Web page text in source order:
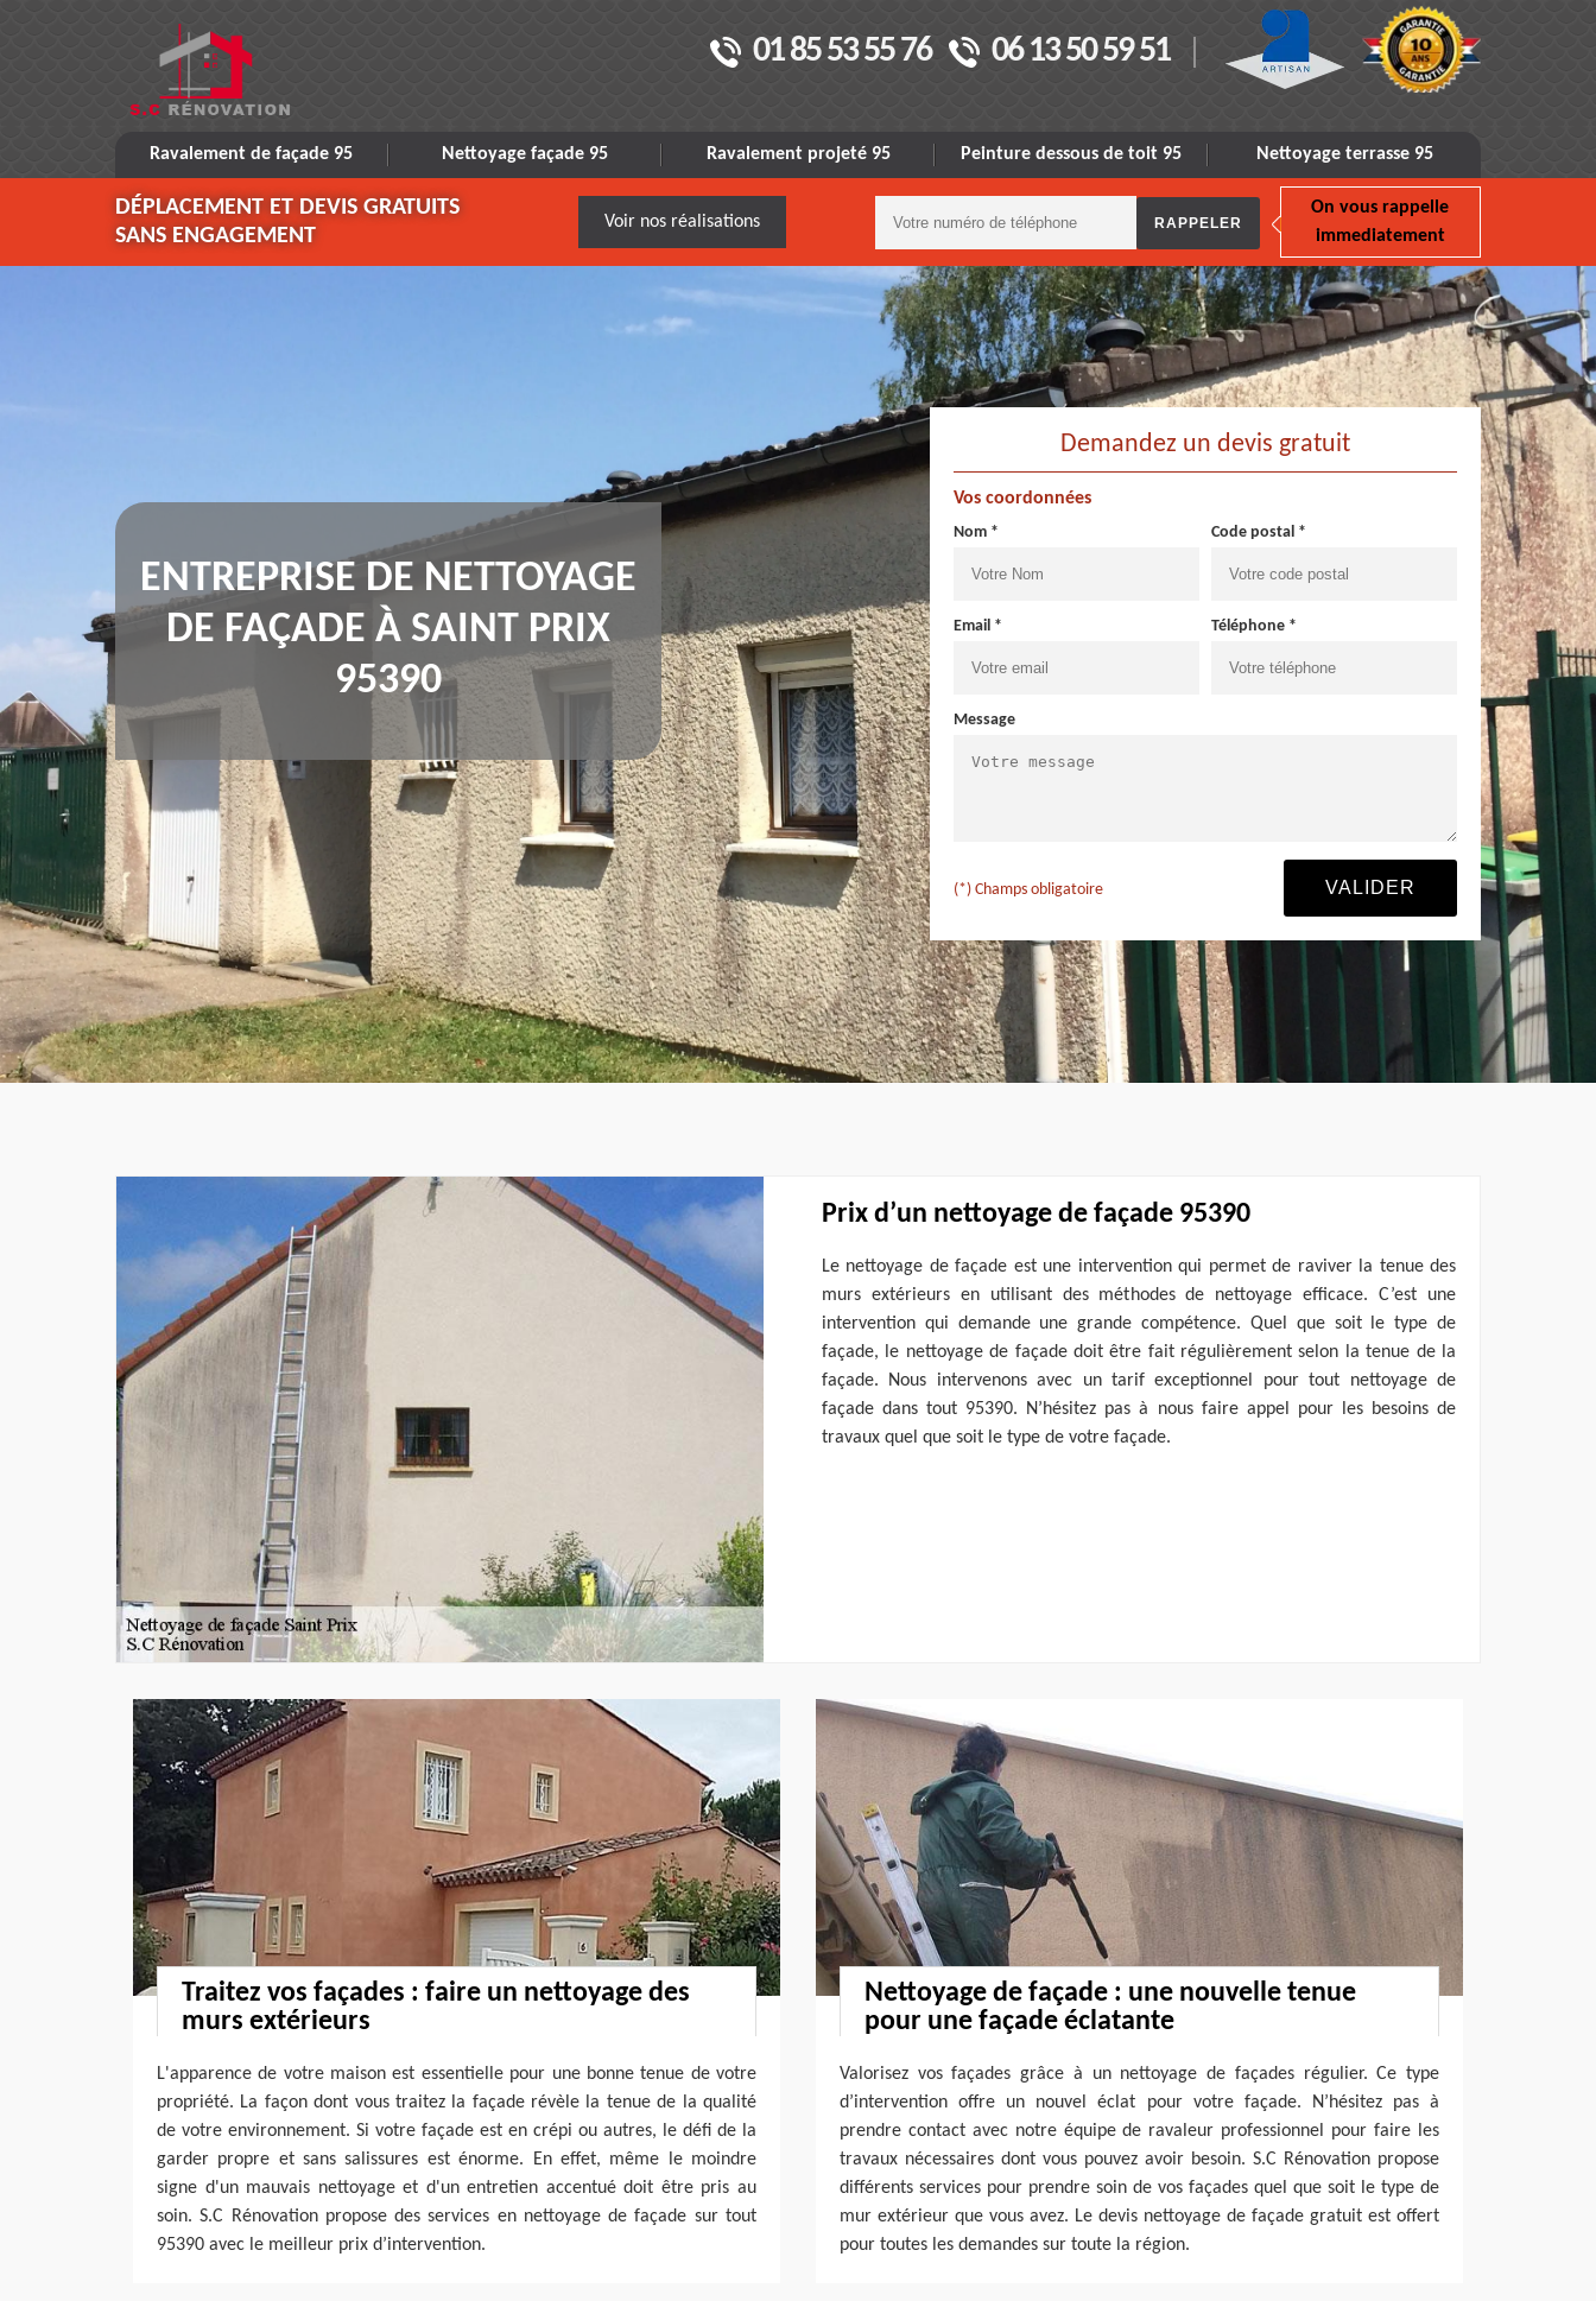
01 85 53 55 76 06 13 50 59 51
Ravalement de façade 95 Nettoyage façade 95 Ravalement projeté 95 Peinture dessous de toit 95 Nettoyage terrasse 95
DÉPLACEMENT ET DEVIS GRATUITS
SANS ENGAGEMENT
Voir nos réalisations
On vous rappelle
immediatement
ENTREPRISE DE NETTOYAGE
DE FAÇADE À SAINT PRIX
95390
Demandez un devis gratuit
Vos coordonnées
Nom * Code postal *
Email * Téléphone *
Message
(*) Champs obligatoire
Prix d’un nettoyage de façade 95390
Le nettoyage de façade est une intervention qui permet de raviver la tenue des
murs extérieurs en utilisant des méthodes de nettoyage efficace. C’est une
intervention qui demande une grande compétence. Quel que soit le type de
façade, le nettoyage de façade doit être fait régulièrement selon la tenue de la
façade. Nous intervenons avec un tarif exceptionnel pour tout nettoyage de
façade dans tout 95390. N’hésitez pas à nous faire appel pour les besoins de
travaux quel que soit le type de votre façade.
Traitez vos façades : faire un nettoyage des
murs extérieurs
L'apparence de votre maison est essentielle pour une bonne tenue de votre
propriété. La façon dont vous traitez la façade révèle la tenue de la qualité
de votre environnement. Si votre façade est en crépi ou autres, le défi de la
garder propre et sans salissures est énorme. En effet, même le moindre
signe d'un mauvais nettoyage et d'un entretien accentué doit être pris au
soin. S.C Rénovation propose des services en nettoyage de façade sur tout
95390 avec le meilleur prix d’intervention.
Nettoyage de façade : une nouvelle tenue
pour une façade éclatante
Valorisez vos façades grâce à un nettoyage de façades régulier. Ce type
d’intervention offre un nouvel éclat pour votre façade. N’hésitez pas à
prendre contact avec notre équipe de ravaleur professionnel pour faire les
travaux nécessaires dont vous pouvez avoir besoin. S.C Rénovation propose
différents services pour prendre soin de vos façades quel que soit le type de
mur extérieur que vous avez. Le devis nettoyage de façade gratuit est offert
pour toutes les demandes sur toute la région.